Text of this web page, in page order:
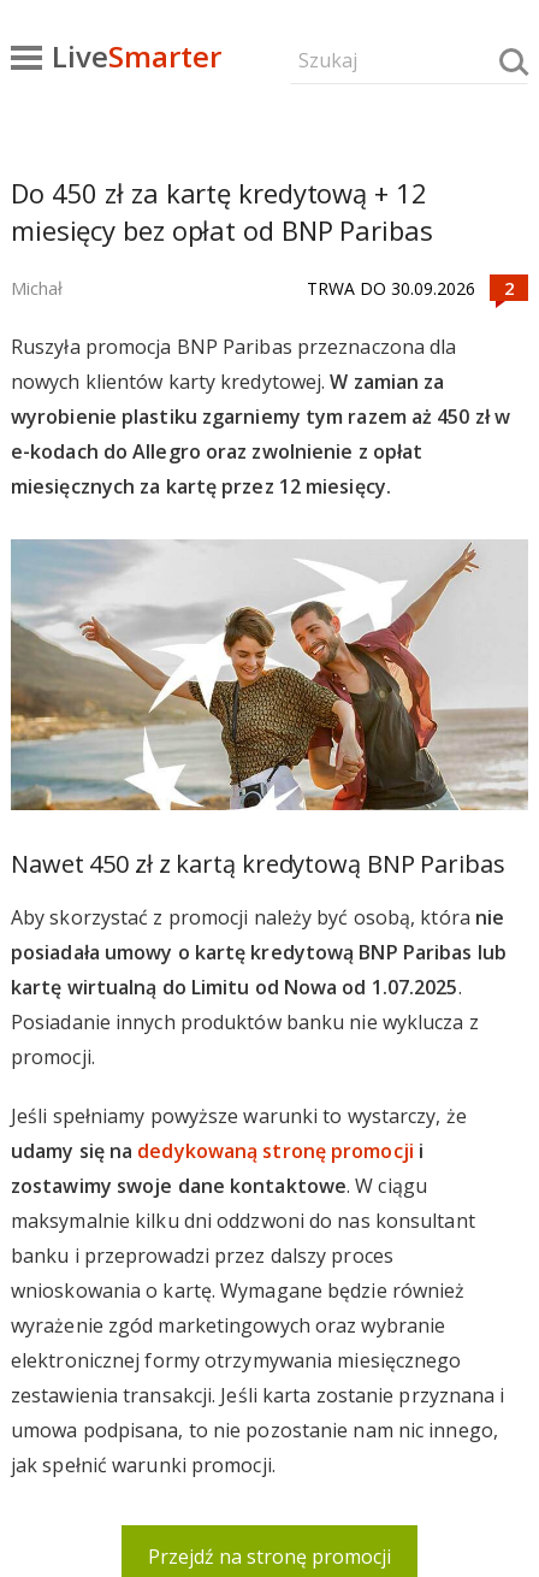
LiveSmarter
Do 450 zł za kartę kredytową + 12
miesięcy bez opłat od BNP Paribas
Michał TRWA DO 30.09.2026
Ruszyła promocja BNP Paribas przeznaczona dla
nowych klientów karty kredytowej.W zamian za
wyrobienie plastiku zgarniemy tym razem aż 450 zł w
e-kodach do Allegro oraz zwolnienie z opłat
miesięcznych za kartę przez 12 miesięcy.
Nawet 450 zł z kartą kredytową BNP Paribas
Aby skorzystać z promocji należy być osobą, która nie
posiadała umowy o kartę kredytową BNP Paribas lub
kartę wirtualną do Limitu od Nowa od 1.07.2025.
Posiadanie innych produktów banku nie wyklucza z
promocji.
Jeśli spełniamy powyższe warunki to wystarczy, że
udamy się na dedykowaną stronę promocji i
zostawimy swoje dane kontaktowe. W ciągu
maksymalnie kilku dni oddzwoni do nas konsultant
banku i przeprowadzi przez dalszy proces
wnioskowania o kartę. Wymagane będzie również
wyrażenie zgód marketingowych oraz wybranie
elektronicznej formy otrzymywania miesięcznego
zestawienia transakcji. Jeśli karta zostanie przyznana i
umowa podpisana, to nie pozostanie nam nic innego,
jak spełnić warunki promocji.
Przejdź na stronę promocji